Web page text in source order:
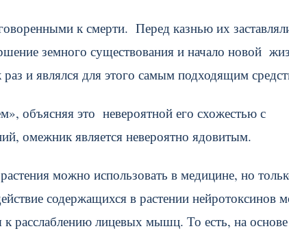
к смерти. Перед казнью их
земного существования и начало новой
и являлся для этого самым подходящим
объясняя это невероятной его схожестью с
омежник является невероятно ядовитым.
можно использовать в медицине, но
содержащихся в растении нейротоксинов
расслаблению лицевых мышц. То есть, на основе